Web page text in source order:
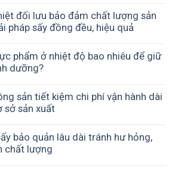
đối lưu bảo đảm chất lượng sản
pháp sấy đồng đều, hiệu quả
phẩm ở nhiệt độ bao nhiêu để giữ
dưỡng?
sản tiết kiệm chi phí vận hành dài
sở sản xuất
bảo quản lâu dài tránh hư hỏng,
chất lượng